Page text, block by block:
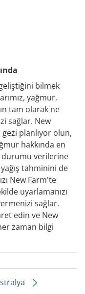
bilmek
yağmur,
tam olarak ne
sağlar. New
planlıyor olun,
hakkında en
durumu verilerine
tahminini de
New Farm'te
uyarlamanızı
sağlar.
edin ve New
zaman bilgi